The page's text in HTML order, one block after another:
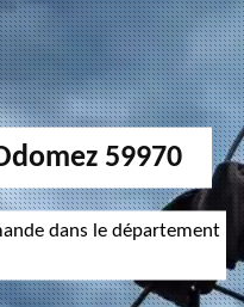
59970
dans le département